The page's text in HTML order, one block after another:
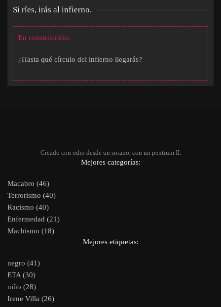
Si ríes, irás al infierno.
En construcción:
¿Hasta qué círculo del infierno llegarás?
Creado con odio desde un sotano, con un pentium II.
Mejores categorías:
Macabro (46)
Terrorismo (40)
Racismo (40)
Enfermedad (21)
Machismo (18)
Mejores etiquetas:
negro (41)
ETA (30)
niño (28)
Irene Villa (26)